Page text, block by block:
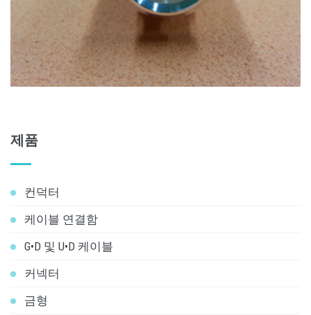
제품
컨덕터
케이블 연결함
G•D 및 U•D 케이블
커넥터
금형